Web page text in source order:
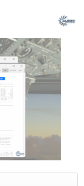
A320/A321